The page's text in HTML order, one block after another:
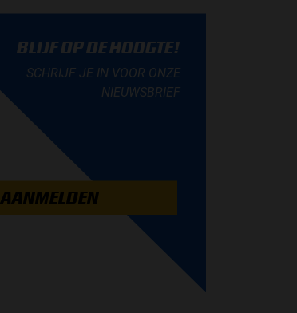
BLIJF OP DE HOOGTE!
SCHRIJF JE IN VOOR ONZE
NIEUWSBRIEF
AANMELDEN